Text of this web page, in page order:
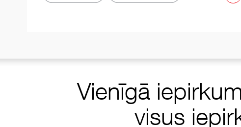
Vienīgā
visus